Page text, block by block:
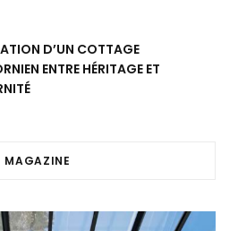
D’UN COTTAGE
ENTRE HÉRITAGE ET
MAGAZINE